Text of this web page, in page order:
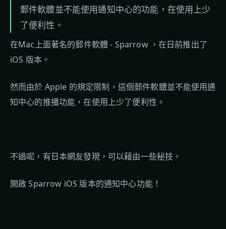
郵件軟體並不能使用通知中心的功能，在使用上少
了便利性。
在Mac上面著名的郵件軟體 - Sparrow ，在日前推出了
iOS 版本。
然而由於 Apple 的規定限制，這個郵件軟體並不能使用通
知中心的推播功能，在使用上少了便利性。
不過呢，有日本網友發現，可以藉由一些秘技，
開啟 Sparrow iOS 版本的通知中心功能！